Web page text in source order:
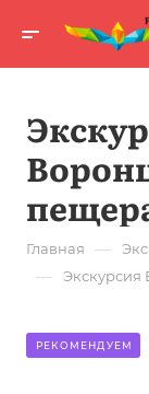
Главная —
— Экскурсия
РЕКОМЕНДУЕМ